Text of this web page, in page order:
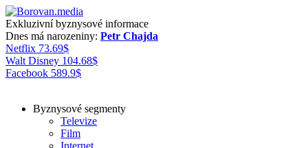
Exkluzivní byznysové informace
Dnes má narozeniny: Petr Chajda
Netflix 73.69$
Walt Disney 104.68$
Facebook 589.9$
Byznysové segmenty
Televize
Film
Internet